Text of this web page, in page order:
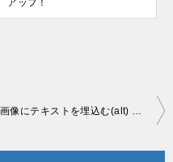
アップ！
画像にテキストを埋込む(alt) 検索エンジンに好かれるタグ講座③